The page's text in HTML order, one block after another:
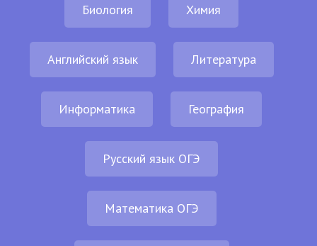
Биология Химия
Английский язык Литература
Информатика География
Русский язык ОГЭ
Математика ОГЭ